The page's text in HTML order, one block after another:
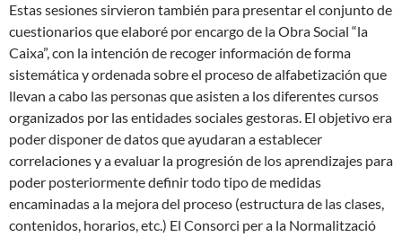
Estas sesiones sirvieron también para presentar el conjunto de
cuestionarios que elaboré por encargo de la Obra Social “la
Caixa”, con la intención de recoger información de forma
sistemática y ordenada sobre el proceso de alfabetización que
llevan a cabo las personas que asisten a los diferentes cursos
organizados por las entidades sociales gestoras. El objetivo era
poder disponer de datos que ayudaran a establecer
correlaciones y a evaluar la progresión de los aprendizajes para
poder posteriormente definir todo tipo de medidas
encaminadas a la mejora del proceso (estructura de las clases,
contenidos, horarios, etc.) El Consorci per a la Normalització